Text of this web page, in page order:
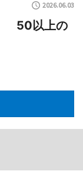
2026.06.03
50以上の